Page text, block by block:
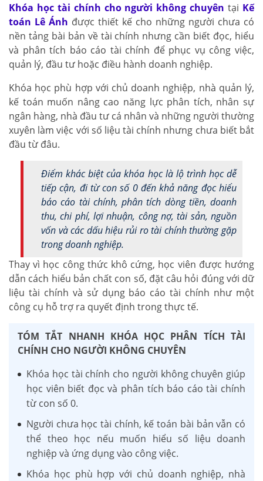
Khóa học tài chính cho người không chuyên tại Kế
toán Lê Ánh được thiết kế cho những người chưa có
nền tảng bài bản về tài chính nhưng cần biết đọc, hiểu
và phân tích báo cáo tài chính để phục vụ công việc,
quản lý, đầu tư hoặc điều hành doanh nghiệp.
Khóa học phù hợp với chủ doanh nghiệp, nhà quản lý,
kế toán muốn nâng cao năng lực phân tích, nhân sự
ngân hàng, nhà đầu tư cá nhân và những người thường
xuyên làm việc với số liệu tài chính nhưng chưa biết bắt
đầu từ đâu.
Điểm khác biệt của khóa học là lộ trình học dễ
tiếp cận, đi từ con số 0 đến khả năng đọc hiểu
báo cáo tài chính, phân tích dòng tiền, doanh
thu, chi phí, lợi nhuận, công nợ, tài sản, nguồn
vốn và các dấu hiệu rủi ro tài chính thường gặp
trong doanh nghiệp.
Thay vì học công thức khô cứng, học viên được hướng
dẫn cách hiểu bản chất con số, đặt câu hỏi đúng với dữ
liệu tài chính và sử dụng báo cáo tài chính như một
công cụ hỗ trợ ra quyết định trong thực tế.
TÓM TẮT NHANH KHÓA HỌC PHÂN TÍCH TÀI
CHÍNH CHO NGƯỜI KHÔNG CHUYÊN
Khóa học tài chính cho người không chuyên giúp
học viên biết đọc và phân tích báo cáo tài chính
từ con số 0.
Người chưa học tài chính, kế toán bài bản vẫn có
thể theo học nếu muốn hiểu số liệu doanh
nghiệp và ứng dụng vào công việc.
Khóa học phù hợp với chủ doanh nghiệp, nhà